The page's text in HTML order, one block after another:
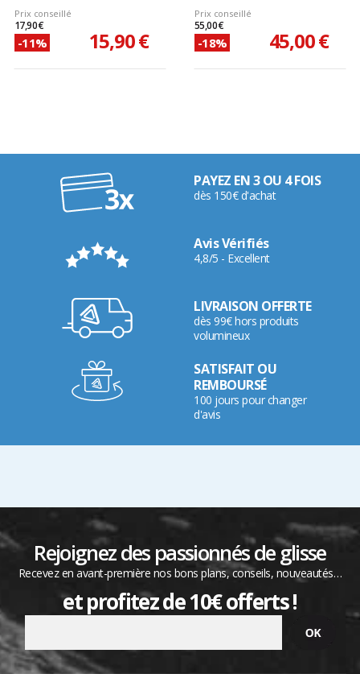
Prix conseillé
17,90 €
-11% 15,90 €
Prix conseillé
55,00 €
-18% 45,00 €
PAYEZ EN 3 OU 4 FOIS
dès 150€ d'achat
Avis Vérifiés
4,8/5 - Excellent
LIVRAISON OFFERTE
dès 99€ hors produits
volumineux
SATISFAIT OU
REMBOURSÉ
100 jours pour changer
d'avis
Rejoignez des passionnés de glisse
Recevez en avant-première nos bons plans, conseils, nouveautés…
et profitez de 10€ offerts !